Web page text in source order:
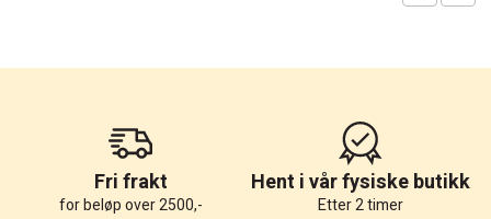
Fri frakt
for beløp over 2500,-
Hent i vår fysiske butikk
Etter 2 timer